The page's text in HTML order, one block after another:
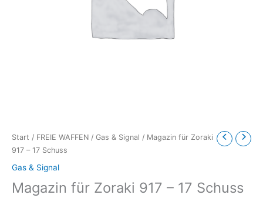
Start / FREIE WAFFEN / Gas & Signal / Magazin für Zoraki
917 – 17 Schuss
Gas & Signal
Magazin für Zoraki 917 – 17 Schuss